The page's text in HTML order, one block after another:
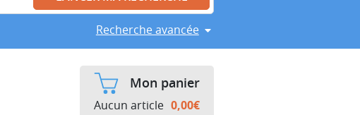
Recherche avancée
Mon panier
Aucun article 0,00€